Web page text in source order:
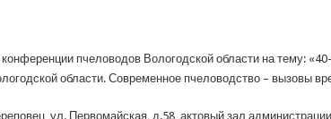
пчеловодов Вологодской области на тему:
области. Современное пчеловодство – вызовы
ул. Первомайская, д.58, актовый зал